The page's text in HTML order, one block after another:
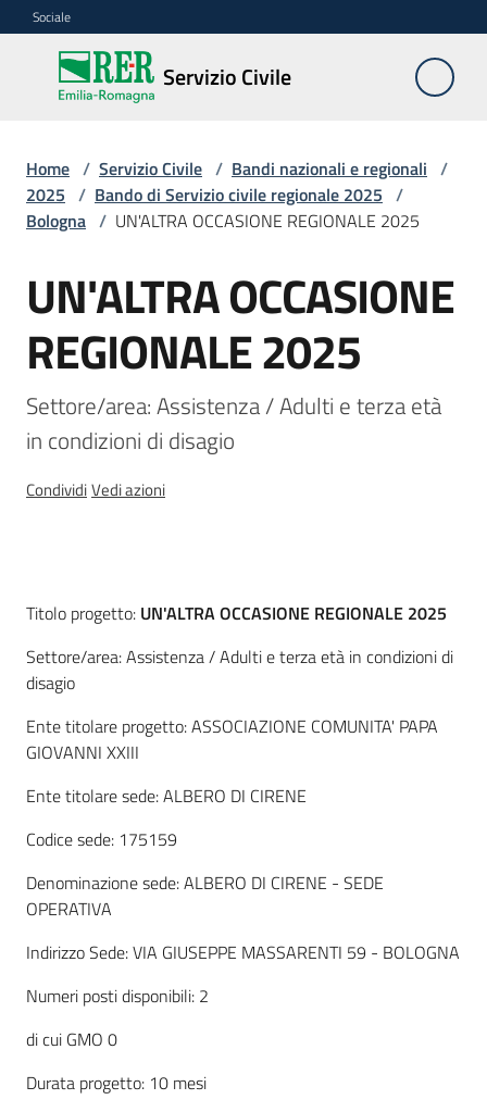
Vai al contenuto
Vai alla navigazione
Vai al footer
Sociale
Servizio Civile
Servizio
Civile
Cos'è
partecipare
Bandi
nazionali
regionali
Menu selezionato
regionale
Novità
Servizi
Piani Programmi
Progetti
Home / Servizio Civile / Bandi nazionali e regionali /
2025 / Bando di Servizio civile regionale 2025 /
Bologna / UN'ALTRA OCCASIONE REGIONALE 2025
Salta al contenuto
UN'ALTRA OCCASIONE
REGIONALE 2025
Settore/area: Assistenza / Adulti e terza età
in condizioni di disagio
CondividiVedi azioni
Descrizione
Titolo progetto: UN'ALTRA OCCASIONE REGIONALE 2025
Settore/area: Assistenza / Adulti e terza età in condizioni di
disagio
Ente titolare progetto: ASSOCIAZIONE COMUNITA' PAPA
GIOVANNI XXIII
Ente titolare sede: ALBERO DI CIRENE
Codice sede: 175159
Denominazione sede: ALBERO DI CIRENE - SEDE
OPERATIVA
Indirizzo Sede: VIA GIUSEPPE MASSARENTI 59 - BOLOGNA
Numeri posti disponibili: 2
di cui GMO 0
Durata progetto: 10 mesi